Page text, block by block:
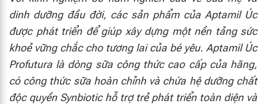
dinh dưỡng đầu đời, các sản phẩm của Aptamil Úc
được phát triển để giúp xây dựng một nền tảng sức
khoẻ vững chắc cho tương lai của bé yêu. Aptamil Úc
Profutura là dòng sữa công thức cao cấp của hãng,
có công thức sữa hoàn chỉnh và chứa hệ dưỡng chất
độc quyền Synbiotic hỗ trợ trẻ phát triển toàn diện và